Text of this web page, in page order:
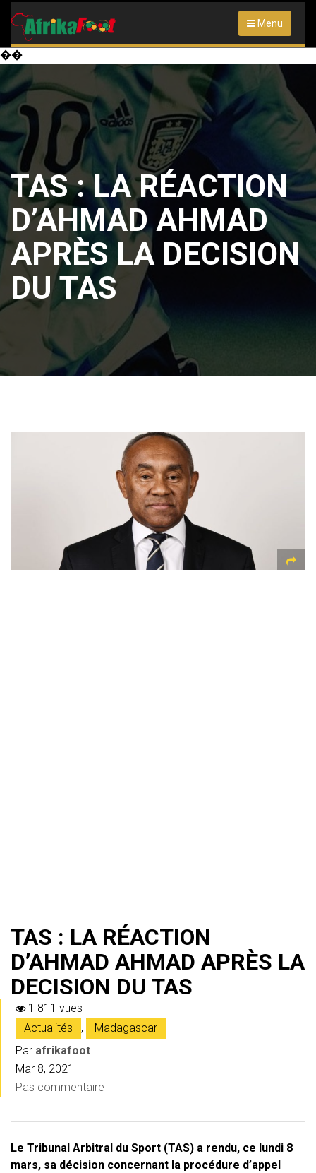
Menu
��
TAS : LA RÉACTION
D’AHMAD AHMAD
APRÈS LA DECISION
DU TAS
TAS : LA RÉACTION
D’AHMAD AHMAD APRÈS LA
DECISION DU TAS
1 811 vues
Actualités
,
Madagascar
Par afrikafoot
Mar 8, 2021
Pas commentaire
Le Tribunal Arbitral du Sport (TAS) a rendu, ce lundi 8
mars, sa décision concernant la procédure d’appel